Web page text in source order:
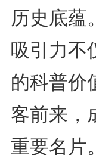
历史底蕴
吸引力不
的科普价
客前来，
重要名片。